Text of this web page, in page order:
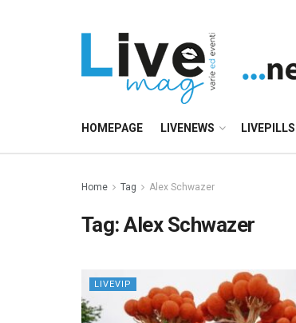
HOMEPAGE LIVENEWS LIVEPILLS
Home Tag Alex Schwazer
Tag:Alex Schwazer
LIVEVIP